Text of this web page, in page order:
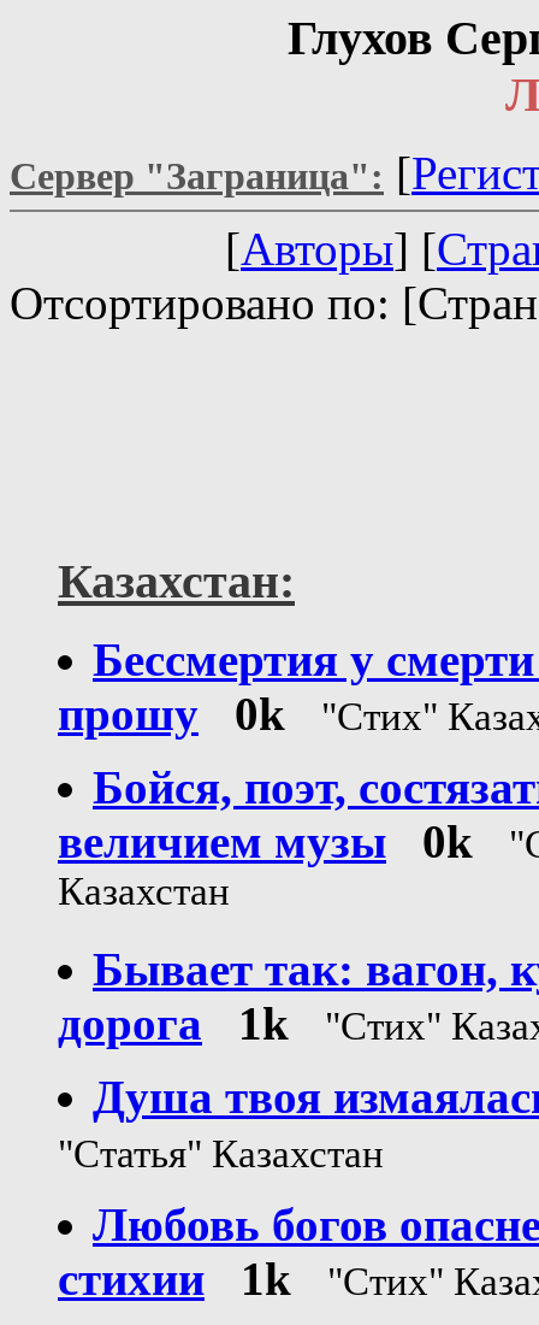
Глухов
Сервер "Заграница": [
[Авторы] [
Отсортировано по:
Казахстан:
Бессмертия у
прошу
0k "Стих"
Бойся, поэт,
величием музы
0k
Казахстан
Бывает так: вагон,
дорога
1k "Стих"
Душа твоя
"Статья" Казахстан
Любовь богов
стихии
1k "Стих"